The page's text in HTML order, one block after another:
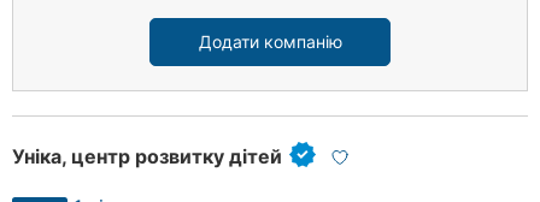
Додати компанію
Уніка, центр розвитку дітей